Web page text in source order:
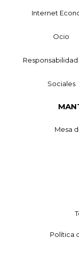
Internet
Ocio
Sociales
Mesa
Política